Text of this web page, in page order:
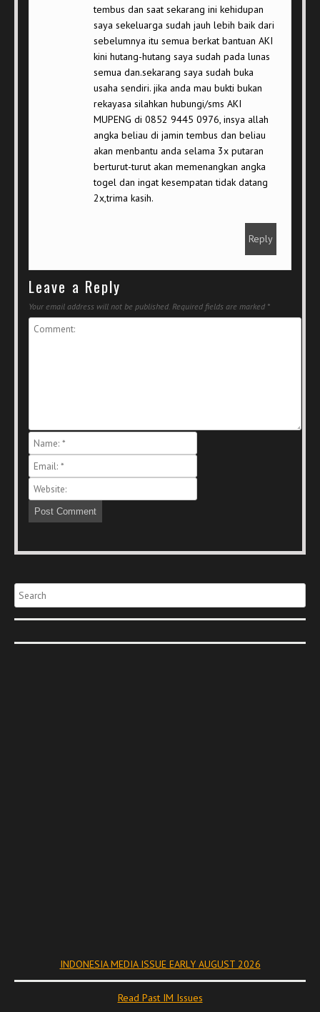
tembus dan saat sekarang ini kehidupan
saya sekeluarga sudah jauh lebih baik dari
sebelumnya itu semua berkat bantuan AKI
kini hutang-hutang saya sudah pada lunas
semua dan.sekarang saya sudah buka
usaha sendiri. jika anda mau bukti bukan
rekayasa silahkan hubungi/sms AKI
MUPENG di 0852 9445 0976, insya allah
angka beliau di jamin tembus dan beliau
akan menbantu anda selama 3x putaran
berturut-turut akan memenangkan angka
togel dan ingat kesempatan tidak datang
2x,trima kasih.
Reply
Leave a Reply
Your email address will not be published. Required fields are marked *
Search
INDONESIA MEDIA ISSUE EARLY AUGUST 2026
Read Past IM Issues